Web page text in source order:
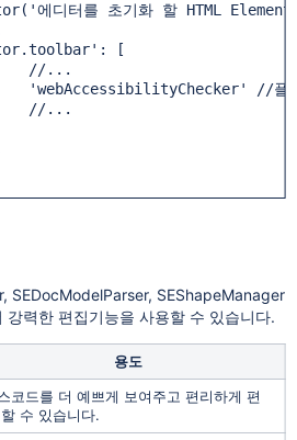
디터를 초기화 할 HTML Element
[
//플러그인에서 제공하
SEDocModelParser, SEShapeManager
강력한 편집기능을 사용할 수 있습니다.
용도
코드를 더 예쁘게 보여주고 편리하게 편
수 있습니다.